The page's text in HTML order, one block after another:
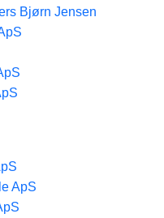
Bjørn Jensen
ApS